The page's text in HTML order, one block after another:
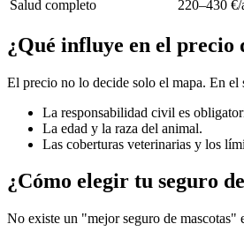
Salud completo
220–430 €/
¿Qué influye en el precio
El precio no lo decide solo el mapa. En el
La responsabilidad civil es
La edad y la raza del animal.
Las coberturas veterinarias y los
¿Cómo elegir tu seguro
No existe un "mejor seguro de mascotas"